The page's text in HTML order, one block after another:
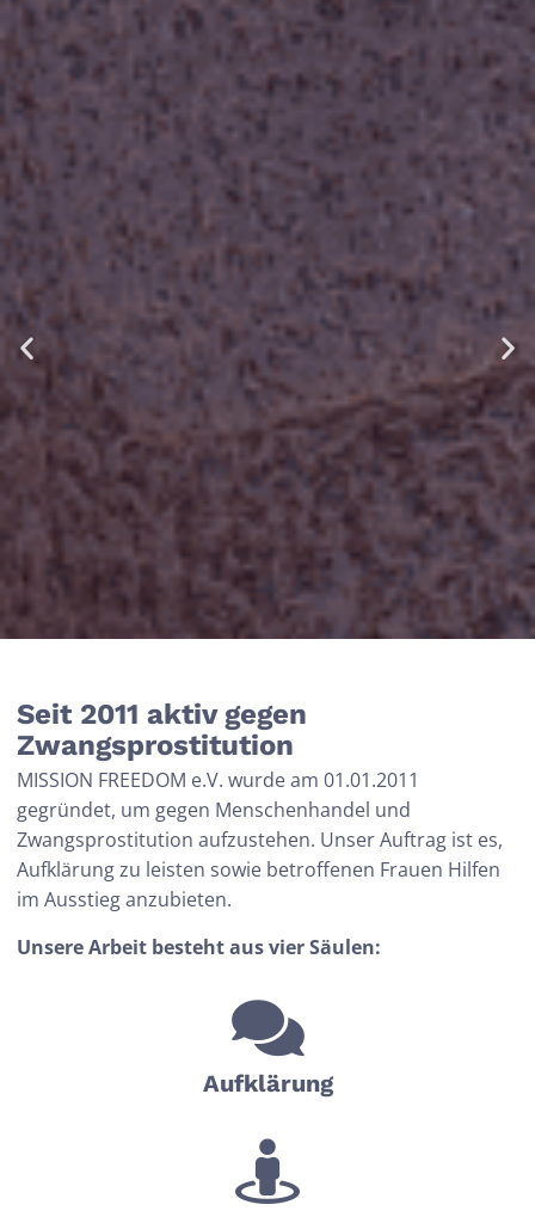
MISSION FREEDOM
Leben in Freiheit
Im 21. Jahrhundert gibt es mehr Sklaven
als jemals zuvor. Wir kämpfen gegen die
sexuelle Ausbeutung von
unterstützen Betroffene auf ihrem Weg
Seit 2011 aktiv gegen
Zwangsprostitution
MISSION FREEDOM e.V. wurde am 01.01.2011
gegründet, um gegen Menschenhandel und
Zwangsprostitution aufzustehen. Unser Auftrag ist es,
Aufklärung zu leisten sowie betroffenen Frauen Hilfen
im Ausstieg anzubieten.
Unsere Arbeit besteht aus vier Säulen:
Aufklär­ung